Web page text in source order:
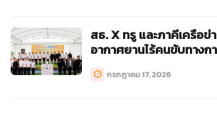
สธ. X ทรู และภาคีเครือ
อากาศยานไร้คนขับทาง
กรกฎาคม 17, 2026